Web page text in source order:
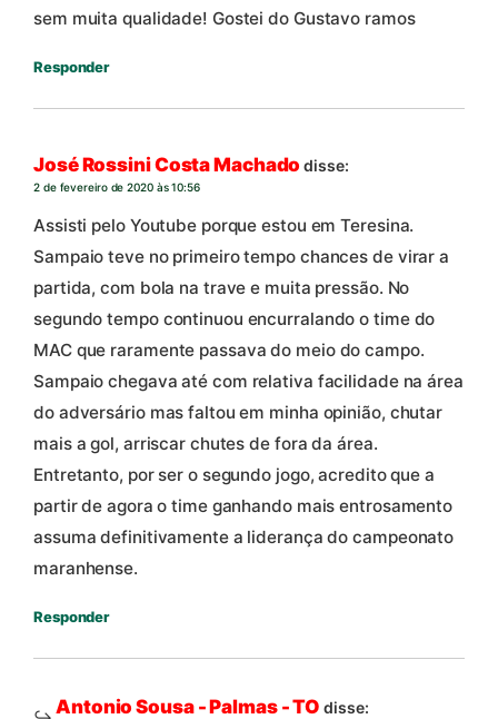
sem muita qualidade! Gostei do Gustavo ramos
Responder
José Rossini Costa Machado disse:
2 de fevereiro de 2020 às 10:56
Assisti pelo Youtube porque estou em Teresina.
Sampaio teve no primeiro tempo chances de virar a
partida, com bola na trave e muita pressão. No
segundo tempo continuou encurralando o time do
MAC que raramente passava do meio do campo.
Sampaio chegava até com relativa facilidade na área
do adversário mas faltou em minha opinião, chutar
mais a gol, arriscar chutes de fora da área.
Entretanto, por ser o segundo jogo, acredito que a
partir de agora o time ganhando mais entrosamento
assuma definitivamente a liderança do campeonato
maranhense.
Responder
Antonio Sousa - Palmas - TO disse: